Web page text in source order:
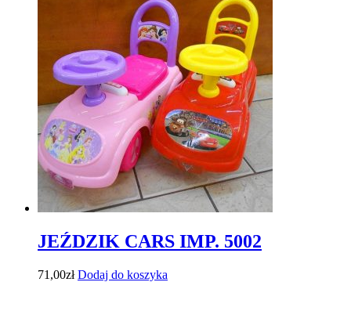
JEŹDZIK CARS IMP. 5002
71,00zł Dodaj do koszyka